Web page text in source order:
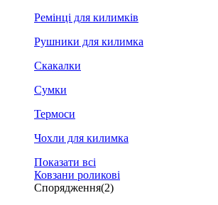
Ремінці для килимків
Рушники для килимка
Скакалки
Сумки
Термоси
Чохли для килимка
Показати всі
Ковзани роликові
Спорядження(2)